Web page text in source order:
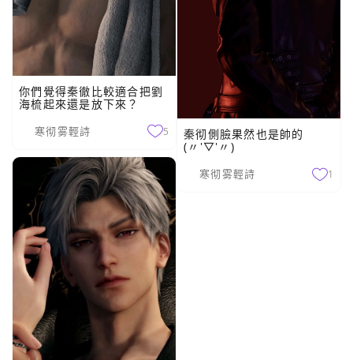
你們覺得秦徹比較適合把劉
海梳起來還是放下來？
寒彻雾輕詩 5
秦彻側臉果然也是帥的
(〃'▽'〃)
寒彻雾輕詩 1